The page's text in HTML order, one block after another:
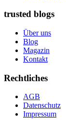
trusted blogs
Über uns
Blog
Magazin
Kontakt
Rechtliches
AGB
Datenschutz
Impressum